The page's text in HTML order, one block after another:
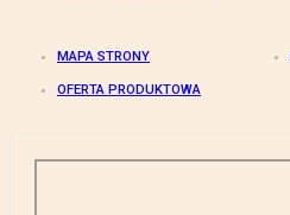
MAPA STRONY
OFERTA PRODUKTOWA